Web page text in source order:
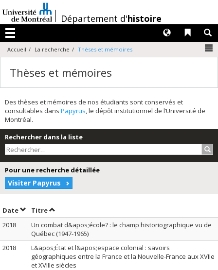
au
contenu
/Département d'histoire
Menu
Liens
Langues
Accueil La recherche Thèses et mémoires
Thèses et mémoires
Des thèses et mémoires de nos étudiants sont conservés et
consultables dans Papyrus, le dépôt institutionnel de l’Université de
Montréal.
Rechercher dans la liste
Pour une recherche détaillée
Visiter Papyrus
DateTrier par date en ordre décroissant
TitreTrier par titre en ordre décroissant
2018
Un combat d&apos;école? : le champ historiographique vu de
Québec (1947-1965)
2018
L&apos;État et l&apos;espace colonial : savoirs
géographiques entre la France et la Nouvelle-France aux XVIIe
et XVIIIe siècles